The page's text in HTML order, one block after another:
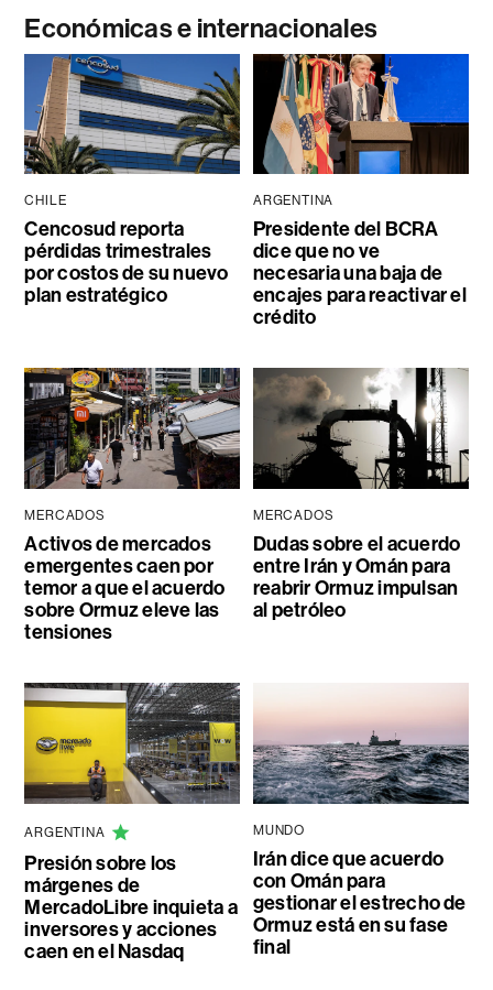
Económicas e internacionales
CHILE
Cencosud reporta
pérdidas trimestrales
por costos de su nuevo
plan estratégico
ARGENTINA
Presidente del BCRA
dice que no ve
necesaria una baja de
encajes para reactivar el
crédito
MERCADOS
Activos de mercados
emergentes caen por
temor a que el acuerdo
sobre Ormuz eleve las
tensiones
MERCADOS
Dudas sobre el acuerdo
entre Irán y Omán para
reabrir Ormuz impulsan
al petróleo
ARGENTINA
Presión sobre los
márgenes de
MercadoLibre inquieta a
inversores y acciones
caen en el Nasdaq
MUNDO
Irán dice que acuerdo
con Omán para
gestionar el estrecho de
Ormuz está en su fase
final